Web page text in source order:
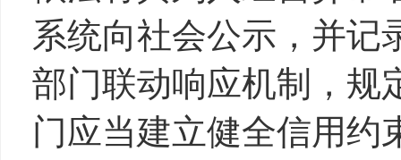
系统向社会公示，并记
部门联动响应机制，规
门应当建立健全信用约